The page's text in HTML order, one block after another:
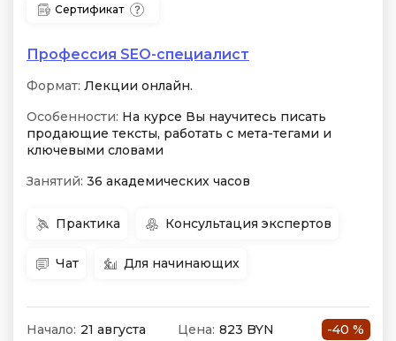
Сертификат
Профессия SEO-специалист
Формат: Лекции онлайн.
Особенности: На курсе Вы научитесь писать
продающие тексты, работать с мета-тегами и
ключевыми словами
Занятий: 36 академических часов
Практика Консультация экспертов
Чат Для начинающих
Начало: 21 августа Цена: 823 BYN
-40 %